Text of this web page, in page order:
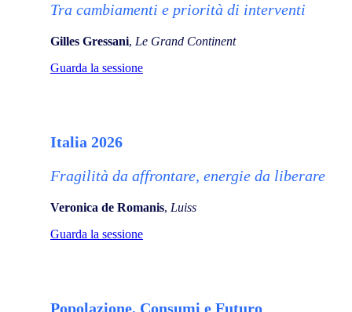
Tra cambiamenti e priorità di interventi
Gilles Gressani, Le Grand Continent
Guarda la sessione
Italia 2026
Fragilità da affrontare, energie da liberare
Veronica de Romanis, Luiss
Guarda la sessione
Popolazione, Consumi e Futuro